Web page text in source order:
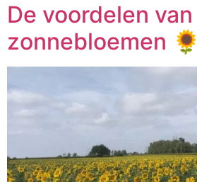
De voordelen van
zonnebloemen 🌻